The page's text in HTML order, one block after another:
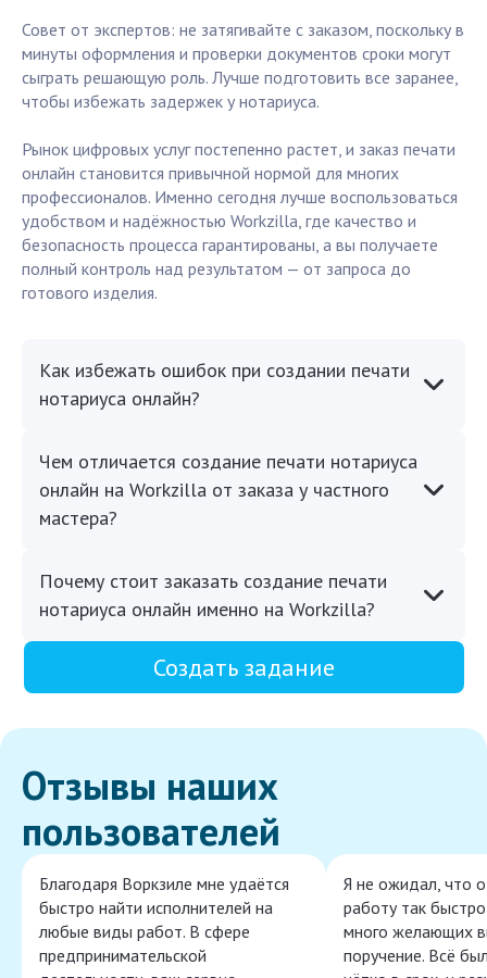
Совет от экспертов: не затягивайте с заказом, поскольку в
минуты оформления и проверки документов сроки могут
сыграть решающую роль. Лучше подготовить все заранее,
чтобы избежать задержек у нотариуса.
Рынок цифровых услуг постепенно растет, и заказ печати
онлайн становится привычной нормой для многих
профессионалов. Именно сегодня лучше воспользоваться
удобством и надёжностью Workzilla, где качество и
безопасность процесса гарантированы, а вы получаете
полный контроль над результатом — от запроса до
готового изделия.
Как избежать ошибок при создании печати
нотариуса онлайн?
Чем отличается создание печати нотариуса
онлайн на Workzilla от заказа у частного
мастера?
Почему стоит заказать создание печати
нотариуса онлайн именно на Workzilla?
Создать задание
Отзывы наших
пользователей
Благодаря Воркзиле мне удаётся
быстро найти исполнителей на
любые виды работ. В сфере
предпринимательской
Я не ожидал, что
работу так
много желающих
поручение. Всё